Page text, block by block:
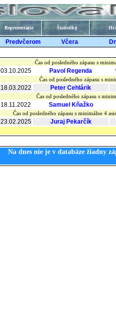
Reprezentácie Štatistiky
Predvčerom Včera
Čas od posledného zápasu s
03.10.2025 Pavol Regenda
Čas od posledného zápasu s
18.03.2022 Peter Cehlárik
Čas od posledného zápasu s
18.11.2022 Samuel Kňažko
Čas od posledného zápasu s minimálne 4
23.02.2025 Juraj Pekarčík
Na dnes nie je v databáze žiadny